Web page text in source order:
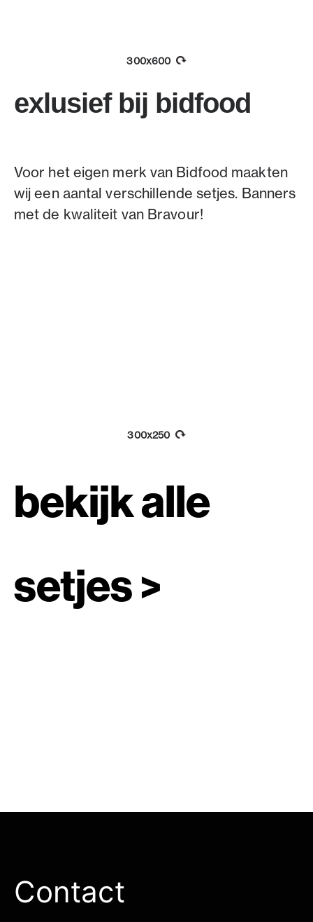
300x600
exlusief bij bidfood
Voor het eigen merk van Bidfood maakten
wij een aantal verschillende setjes. Banners
met de kwaliteit van Bravour!
300x250
bekijk alle
setjes >
Contact